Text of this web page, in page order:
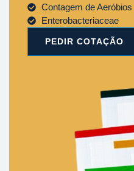
Contagem de Aeróbios
Enterobacteriaceae
PEDIR COTAÇÃO